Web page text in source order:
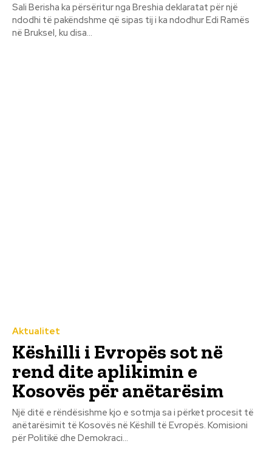
Sali Berisha ka përsëritur nga Breshia deklaratat për një
ndodhi të pakëndshme që sipas tij i ka ndodhur Edi Ramës
në Bruksel, ku disa...
Aktualitet
Këshilli i Evropës sot në
rend dite aplikimin e
Kosovës për anëtarësim
Një ditë e rëndësishme kjo e sotmja sa i përket procesit të
anëtarësimit të Kosovës në Këshill të Evropës. Komisioni
për Politikë dhe Demokraci...